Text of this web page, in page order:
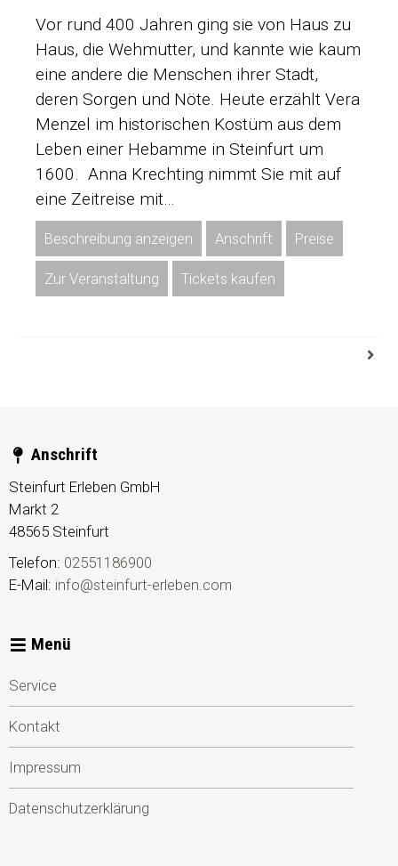
Vor rund 400 Jahren ging sie von Haus zu
Haus, die Wehmutter, und kannte wie kaum
eine andere die Menschen ihrer Stadt,
deren Sorgen und Nöte. Heute erzählt Vera
Menzel im historischen Kostüm aus dem
Leben einer Hebamme in Steinfurt um
1600. Anna Krechting nimmt Sie mit auf
eine Zeitreise mit…
Beschreibung anzeigen Anschrift Preise
Zur Veranstaltung Tickets kaufen
Anschrift
Steinfurt Erleben GmbH
Markt 2
48565 Steinfurt
Telefon: 02551186900
E-Mail: info@steinfurt-erleben.com
Menü
Service
Kontakt
Impressum
Datenschutzerklärung